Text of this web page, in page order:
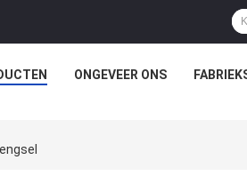
ONGEVEER ONS